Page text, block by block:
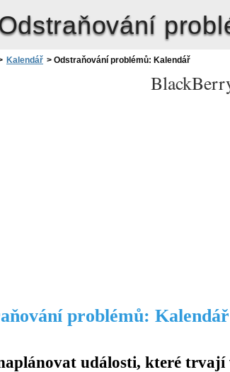
Kalendář > Odstraňování problémů: Kalendář
problémů: Kalendář
události, které trvají